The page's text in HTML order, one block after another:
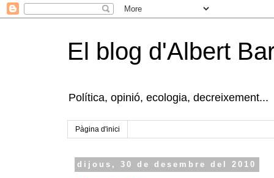
El blog d'Albert
Política, opinió, ecologia, decreixement...
Pàgina d'inici
dijous, 30 de desembre del 2010